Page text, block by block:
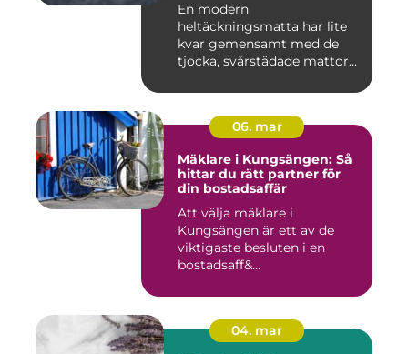
En modern
heltäckningsmatta har lite
kvar gemensamt med de
tjocka, svårstädade mattor
06. mar
Mäklare i Kungsängen: Så
hittar du rätt partner för
din bostadsaffär
Att välja mäklare i
Kungsängen är ett av de
viktigaste besluten i en
bostadsaff&...
04. mar